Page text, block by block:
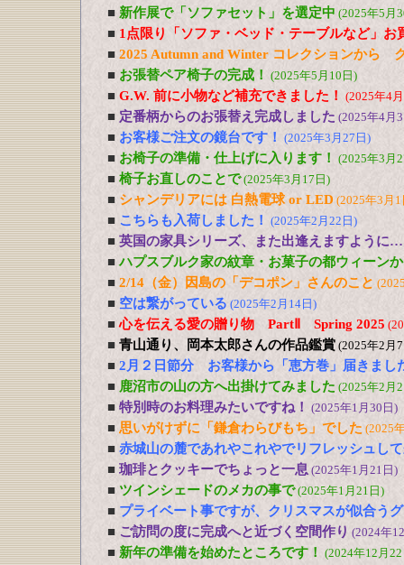
■ 新作展で「ソファセット」を選定中 (2025年5月
■ 1点限り「ソファ・ベッド・テーブルなど」お
■ 2025 Autumn and Winter コレクションから
■ お張替ペア椅子の完成！ (2025年5月10日)
■ G.W. 前に小物など補充できました！ (2025年4
■ 定番柄からのお張替え完成しました (2025年4月
■ お客様ご注文の鏡台です！ (2025年3月27日)
■ お椅子の準備・仕上げに入ります！ (2025年3月
■ 椅子お直しのことで(2025年3月17日)
■ シャンデリアには 白熱電球 or LED (2025年3月1
■ こちらも入荷しました！ (2025年2月22日)
■ 英国の家具シリーズ、また出逢えますように…
■ ハプスブルク家の紋章・お菓子の都ウィーン
■ 2/14（金）因島の「デコポン」さんのこと
■ 空は繋がっている (2025年2月14日)
■ 心を伝える愛の贈り物 PartⅡ Spring 2025
■ 青山通り、岡本太郎さんの作品鑑賞 (2025年2月
■ 2月２日節分 お客様から「恵方巻」届きまし
■ 鹿沼市の山の方へ出掛けてみました (2025年2月
■ 特別時のお料理みたいですね！ (2025年1月30日)
■ 思いがけずに「鎌倉わらびもち」でした (2025
■ 赤城山の麓であれやこれやでリフレッシュし
■ 珈琲とクッキーでちょっと一息 (2025年1月21日)
■ ツインシェードのメカの事で(2025年1月21日)
■ プライベート事ですが、クリスマスが似合う
■ ご訪問の度に完成へと近づく空間作り (2024年
■ 新年の準備を始めたところです！ (2024年12月